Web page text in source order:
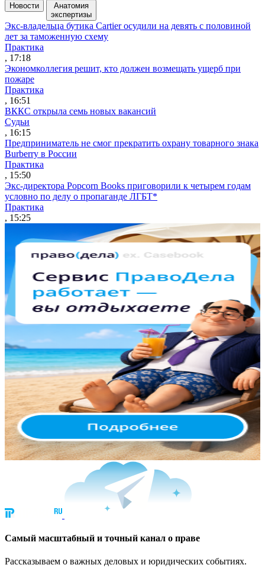
Новости
Анатомия
экспертизы
Экс-владельца бутика Cartier осудили на девять с половиной
лет за таможенную схему
Практика
, 17:18
Экономколлегия решит, кто должен возмещать ущерб при
пожаре
Практика
, 16:51
ВККС открыла семь новых вакансий
Судьи
, 16:15
Предприниматель не смог прекратить охрану товарного знака
Burberry в России
Практика
, 15:50
Экс-директора Popcorn Books приговорили к четырем годам
условно по делу о пропаганде ЛГБТ*
Практика
, 15:25
Cамый масштабный и точный канал о праве
Рассказываем о важных деловых и юридических событиях.